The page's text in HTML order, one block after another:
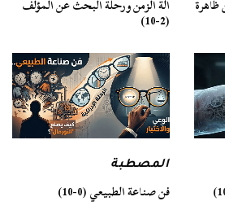
آلة الزمن ورحلة البحث عن المؤلف
(2-10)
المصطبة
فن صناعة الطبيعي (0-10)